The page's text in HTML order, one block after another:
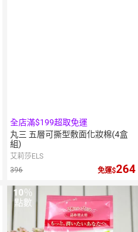
全店滿$199超取免運
丸三 五層可撕型敷面化妝棉(4盒
組)
艾莉莎ELS
396
免運 264
10％
點數